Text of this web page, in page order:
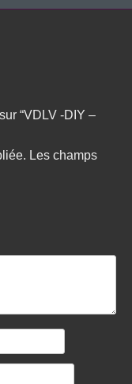
“VDLV -DIY –
Les champs